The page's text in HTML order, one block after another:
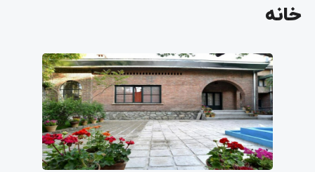
خانه